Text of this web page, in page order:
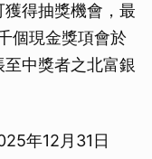
得抽獎機會，最
個現金獎項會於
中獎者之北富銀
年12月31日